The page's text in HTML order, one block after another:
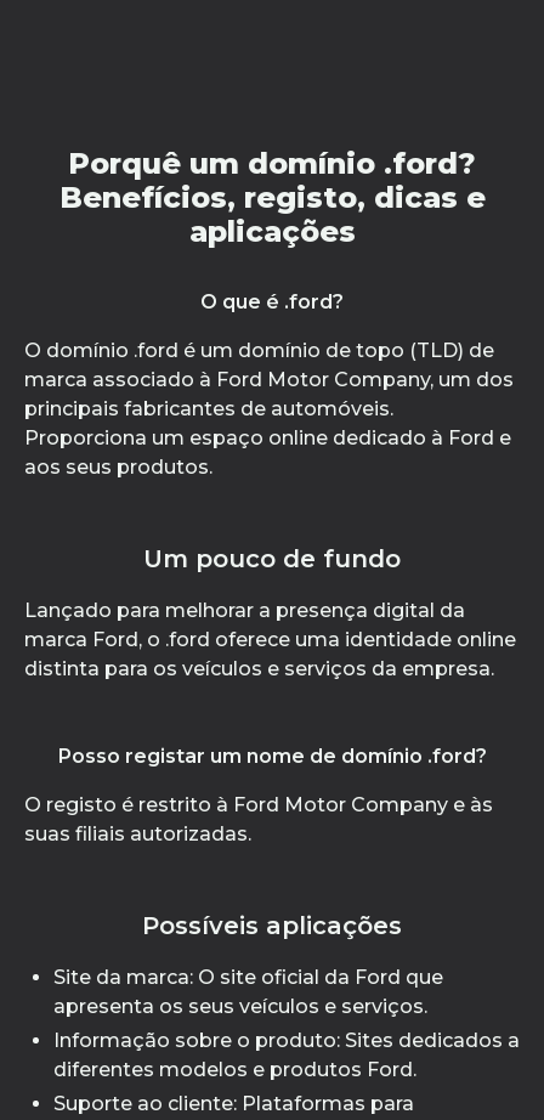
Porquê um domínio .ford?
Benefícios, registo, dicas e
aplicações
O que é .ford?
O domínio .ford é um domínio de topo (TLD) de
marca associado à Ford Motor Company, um dos
principais fabricantes de automóveis.
Proporciona um espaço online dedicado à Ford e
aos seus produtos.
Um pouco de fundo
Lançado para melhorar a presença digital da
marca Ford, o .ford oferece uma identidade online
distinta para os veículos e serviços da empresa.
Posso registar um nome de domínio .ford?
O registo é restrito à Ford Motor Company e às
suas filiais autorizadas.
Possíveis aplicações
Site da marca: O site oficial da Ford que
apresenta os seus veículos e serviços.
Informação sobre o produto: Sites dedicados a
diferentes modelos e produtos Ford.
Suporte ao cliente: Plataformas para